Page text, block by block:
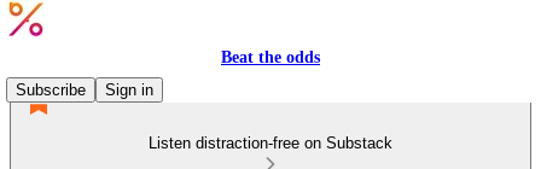
Beat the odds
Subscribe
Sign in
Listen distraction-free on Substack